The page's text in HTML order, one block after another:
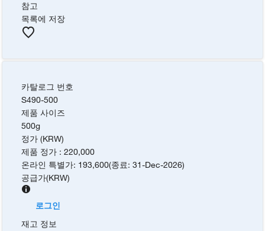
참고
목록에 저장
카탈로그 번호
S490-500
제품 사이즈
500g
정가 (KRW)
제품 정가 :220,000
온라인 특별가: 193,600(종료:31-Dec-2026)
공급가(KRW)
로그인
재고 정보